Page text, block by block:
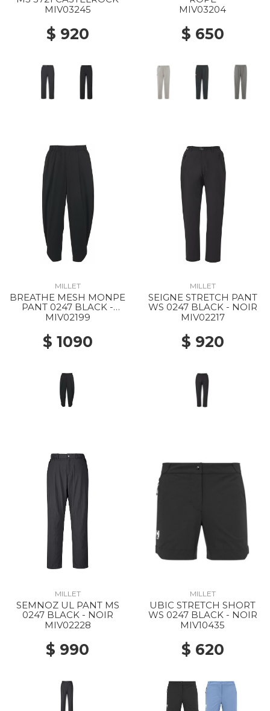
MIV03245
$ 920
MIV03204
$ 650
MILLET
BREATHE MESH MONPE
PANT 0247 BLACK -
NOIR
MIV02199
$ 1090
MILLET
SEIGNE STRETCH PANT
WS 0247 BLACK - NOIR
MIV02217
$ 920
MILLET
SEMNOZ UL PANT MS
0247 BLACK - NOIR
MIV02228
$ 990
MILLET
UBIC STRETCH SHORT
WS 0247 BLACK - NOIR
MIV10435
$ 620